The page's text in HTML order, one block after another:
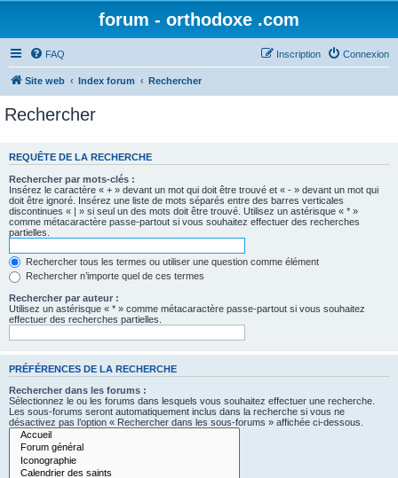
forum - orthodoxe .com
FAQ Connexion
Inscription
Site web Index forum Rechercher
Rechercher
REQUÊTE DE LA RECHERCHE
Rechercher par mots-clés :
Insérez le caractère « + » devant un mot qui doit être trouvé et « - » devant un mot qui
doit être ignoré. Insérez une liste de mots séparés entre des barres verticales
discontinues « | » si seul un des mots doit être trouvé. Utilisez un astérisque « * »
comme métacaractère passe-partout si vous souhaitez effectuer des recherches
partielles.
Rechercher tous les termes ou utiliser une question comme élément
Rechercher n’importe quel de ces termes
Rechercher par auteur :
Utilisez un astérisque « * » comme métacaractère passe-partout si vous souhaitez
effectuer des recherches partielles.
PRÉFÉRENCES DE LA RECHERCHE
Rechercher dans les forums :
Sélectionnez le ou les forums dans lesquels vous souhaitez effectuer une recherche.
Les sous-forums seront automatiquement inclus dans la recherche si vous ne
désactivez pas l’option « Rechercher dans les sous-forums » affichée ci-dessous.